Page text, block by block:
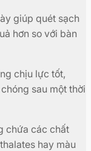
giúp quét sạch
hơn so với bàn
chịu lực tốt,
sau một thời
chứa các chất
hay màu